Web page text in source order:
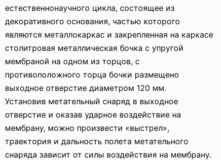
естественнонаучного цикла, состоящее из
декоративного основания, частью которого
являются металлокаркас и закрепленная на каркасе
столитровая металлическая бочка с упругой
мембраной на одном из торцов, с
противоположного торца бочки размещено
выходное отверстие диаметром 120 мм.
Установив метательный снаряд в выходное
отверстие и оказав ударное воздействие на
мембрану, можно произвести «выстрел»,
траектория и дальность полета метательного
снаряда зависит от силы воздействия на мембрану.